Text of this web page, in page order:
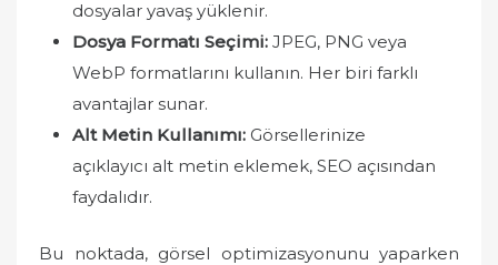
dosyalar yavaş yüklenir.
Dosya Formatı Seçimi: JPEG, PNG veya
WebP formatlarını kullanın. Her biri farklı
avantajlar sunar.
Alt Metin Kullanımı: Görsellerinize
açıklayıcı alt metin eklemek, SEO açısından
faydalıdır.
Bu noktada, görsel optimizasyonunu yaparken